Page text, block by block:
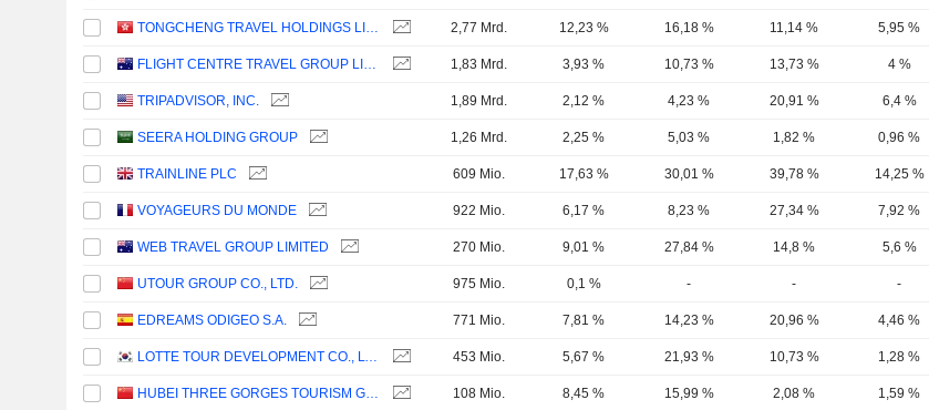
TONGCHENG TRAVEL HOLDINGS LIMITED 2,77 Mrd. 12,23 % 16,18 % 11,14 % 5,95 %
FLIGHT CENTRE TRAVEL GROUP LIMITED 1,83 Mrd. 3,93 % 10,73 % 13,73 % 4 %
TRIPADVISOR, INC. 1,89 Mrd. 2,12 % 4,23 % 20,91 % 6,4 %
SEERA HOLDING GROUP 1,26 Mrd. 2,25 % 5,03 % 1,82 % 0,96 %
TRAINLINE PLC 609 Mio. 17,63 % 30,01 % 39,78 % 14,25 %
VOYAGEURS DU MONDE 922 Mio. 6,17 % 8,23 % 27,34 % 7,92 %
WEB TRAVEL GROUP LIMITED 270 Mio. 9,01 % 27,84 % 14,8 % 5,6 %
UTOUR GROUP CO., LTD. 975 Mio. 0,1 % - - -
EDREAMS ODIGEO S.A. 771 Mio. 7,81 % 14,23 % 20,96 % 4,46 %
LOTTE TOUR DEVELOPMENT CO., LTD. 453 Mio. 5,67 % 21,93 % 10,73 % 1,28 %
HUBEI THREE GORGES TOURISM GROUP CO., LTD. 108 Mio. 8,45 % 15,99 % 2,08 % 1,59 %